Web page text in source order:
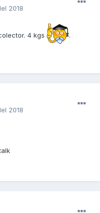
2018
4 kgs .
2018